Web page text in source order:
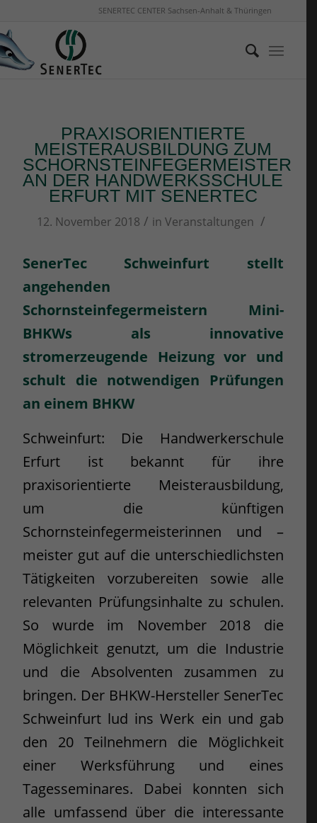
SENERTEC CENTER Sachsen-Anhalt & Thüringen
PRAXISORIENTIERTE
MEISTERAUSBILDUNG ZUM
SCHORNSTEINFEGERMEISTER
AN DER HANDWERKSSCHULE
ERFURT MIT SENERTEC
12. November 2018 / inVeranstaltungen /
SenerTec Schweinfurt stellt
angehenden
Schornsteinfegermeistern Mini-
BHKWs als innovative
stromerzeugende Heizung vor und
schult die notwendigen Prüfungen
an einem BHKW
Schweinfurt: Die Handwerkerschule
Erfurt ist bekannt für ihre
praxisorientierte Meisterausbildung,
um die künftigen
Schornsteinfegermeisterinnen und –
meister gut auf die unterschiedlichsten
Tätigkeiten vorzubereiten sowie alle
relevanten Prüfungsinhalte zu schulen.
So wurde im November 2018 die
Möglichkeit genutzt, um die Industrie
und die Absolventen zusammen zu
bringen. Der BHKW-Hersteller SenerTec
Schweinfurt lud ins Werk ein und gab
den 20 Teilnehmern die Möglichkeit
einer Werksführung und eines
Tagesseminares. Dabei konnten sich
alle umfassend über die interessante